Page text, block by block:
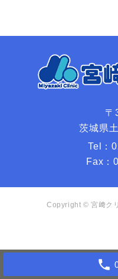
〒
茨城県
Tel：
Fax：
Copyright ©宮﨑ク